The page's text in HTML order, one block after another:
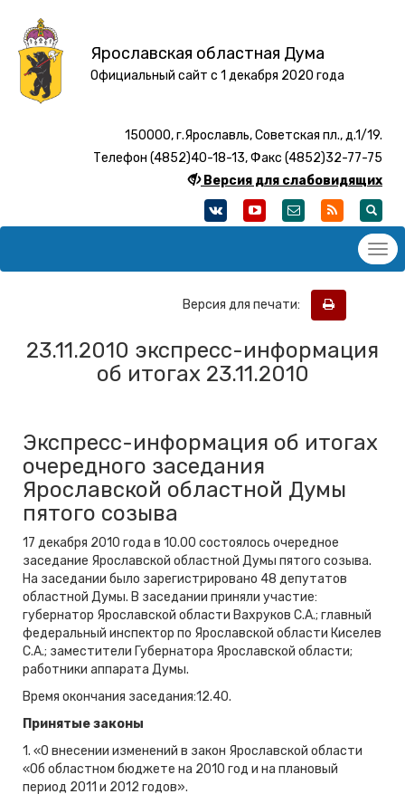
Ярославская областная Дума
Официальный сайт с 1 декабря 2020 года
150000, г.Ярославль, Советская пл., д.1/19.
Телефон (4852)40-18-13, Факс (4852)32-77-75
Версия для слабовидящих
Версия для печати:
23.11.2010 экспресс-информация
об итогах 23.11.2010
Экспресс-информация об итогах
очередного заседания
Ярославской областной Думы
пятого созыва
17 декабря 2010 года в 10.00 состоялось очередное
заседание Ярославской областной Думы пятого созыва.
На заседании было зарегистрировано 48 депутатов
областной Думы. В заседании приняли участие:
губернатор Ярославской области Вахруков С.А.; главный
федеральный инспектор по Ярославской области Киселев
С.А.; заместители Губернатора Ярославской области;
работники аппарата Думы.
Время окончания заседания:12.40.
Принятые законы
1. «О внесении изменений в закон Ярославской области
«Об областном бюджете на 2010 год и на плановый
период 2011 и 2012 годов».